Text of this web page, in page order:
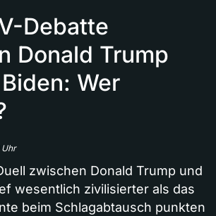
Debatte
Donald Trump
Wer
Uhr
zwischen Donald Trump und
wesentlich zivilisierter als das
beim Schlagabtausch punkten